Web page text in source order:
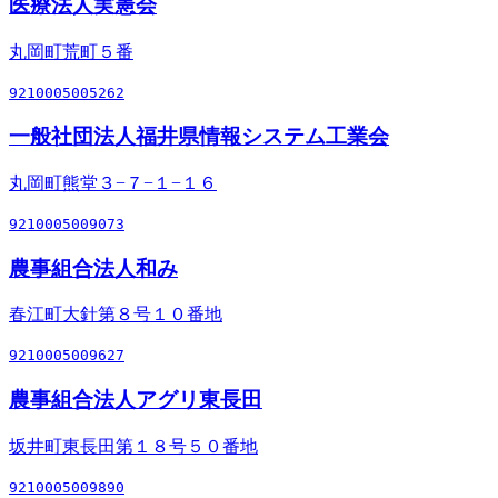
医療法人実憲会
丸岡町荒町５番
9210005005262
一般社団法人福井県情報システム工業会
丸岡町熊堂３−７−１−１６
9210005009073
農事組合法人和み
春江町大針第８号１０番地
9210005009627
農事組合法人アグリ東長田
坂井町東長田第１８号５０番地
9210005009890